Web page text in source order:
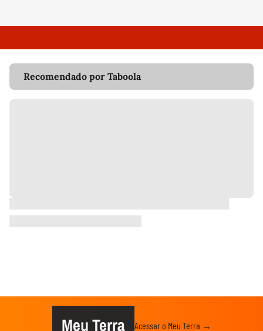
Recomendado por Taboola
Meu Terra Acessar o Meu Terra →